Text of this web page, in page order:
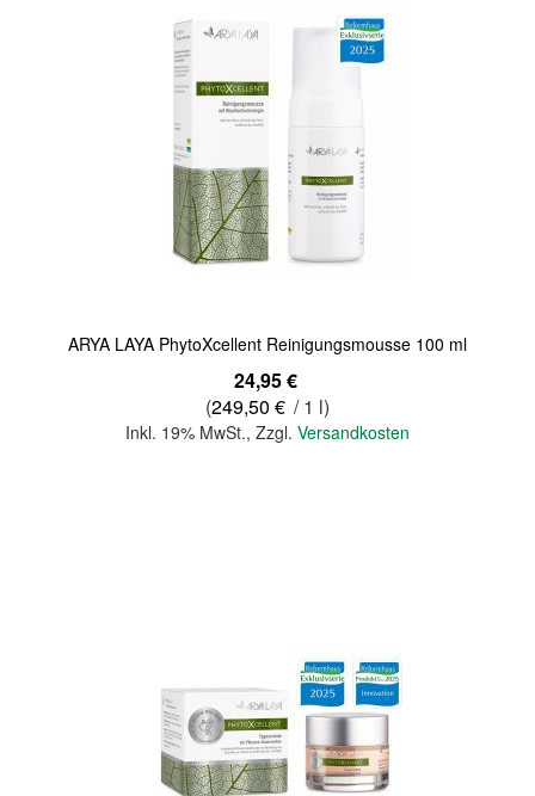
ARYA LAYA PhytoXcellent Reinigungsmousse 100 ml
24,95 €
(249,50 € / 1 l)
Inkl. 19% MwSt., Zzgl. Versandkosten